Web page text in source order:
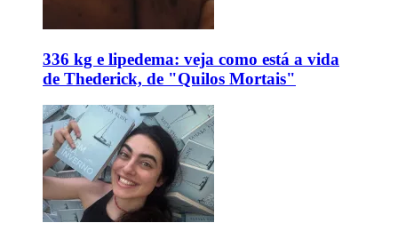
336 kg e lipedema: veja como está a vida
de Thederick, de "Quilos Mortais"